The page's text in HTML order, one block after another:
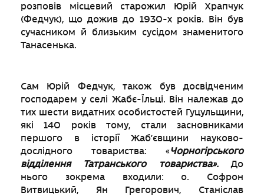
розповів місцевий старожил Юрій Храпчук
(Федчук), що дожив до 1930-х років. Він був
сучасником й близьким сусідом знаменитого
Танасенька.
Сам Юрій Федчук, також був досвідченим
господарем у селі Жабє-Їльці. Він належав до
тих шести видатних особистостей Гуцульщини,
які 140 років тому, стали засновниками
першого в історії Жаб’євщини науково-
дослідного товариства: «Чорногірського
відділення Татранського товариства».До
нього зокрема входили: о. Софрон
Витвицький, Ян Грегорович, Станіслав